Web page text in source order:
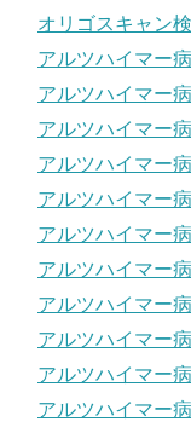
オリゴスキャン
アルツハイマー
アルツハイマー
アルツハイマー
アルツハイマー
アルツハイマー
アルツハイマー
アルツハイマー
アルツハイマー
アルツハイマー
アルツハイマー
アルツハイマー